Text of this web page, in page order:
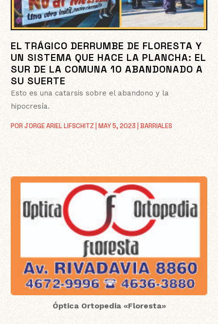
EL TRÁGICO DERRUMBE DE FLORESTA Y
UN SISTEMA QUE HACE LA PLANCHA: EL
SUR DE LA COMUNA 10 ABANDONADO A
SU SUERTE
PORJORGE ARIEL LIFSCHITZ |MAY 5, 2023 |BARRIALES
Esto es una catarsis sobre el abandono y la
hipocresía.
Óptica Ortopedia «Floresta»